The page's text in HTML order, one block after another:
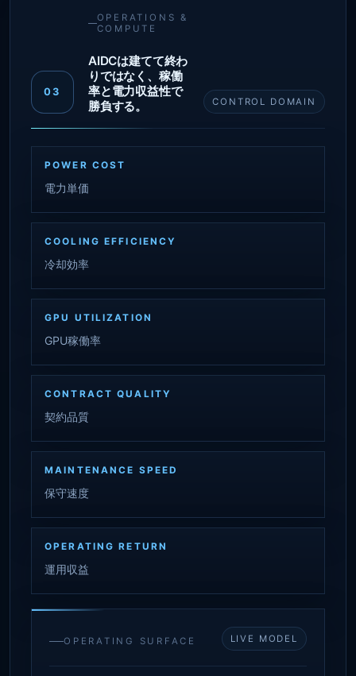
03
OPERATIONS &
COMPUTE
AIDCは建てて終わ
りではなく、稼働
率と電力収益性で
勝負する。
CONTROL DOMAIN
POWER COST
電力単価
COOLING EFFICIENCY
冷却効率
GPU UTILIZATION
GPU稼働率
CONTRACT QUALITY
契約品質
MAINTENANCE SPEED
保守速度
OPERATING RETURN
運用収益
OPERATING SURFACE LIVE MODEL